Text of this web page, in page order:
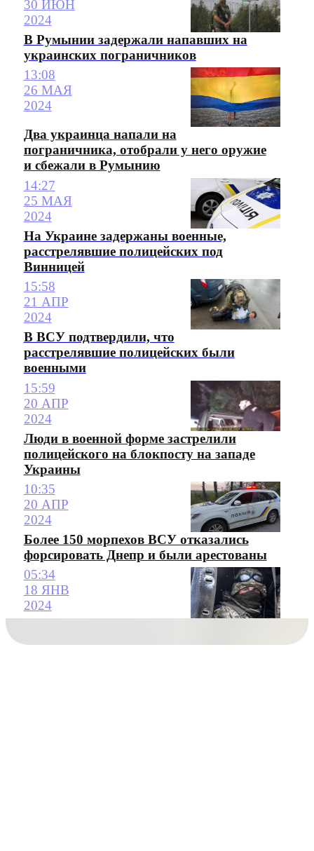
30 ИЮН
2024
В Румынии задержали напавших на
украинских пограничников
13:08
26 МАЯ
2024
Два украинца напали на
пограничника, отобрали у него оружие
и сбежали в Румынию
14:27
25 МАЯ
2024
На Украине задержаны военные,
расстрелявшие полицейских под
Винницей
15:58
21 АПР
2024
В ВСУ подтвердили, что
расстрелявшие полицейских были
военными
15:59
20 АПР
2024
Люди в военной форме застрелили
полицейского на блокпосту на западе
Украины
10:35
20 АПР
2024
Более 150 морпехов ВСУ отказались
форсировать Днепр и были арестованы
05:34
18 ЯНВ
2024